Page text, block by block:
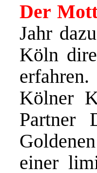
Der
Jahr
Köln
Kölner
Partner
einer